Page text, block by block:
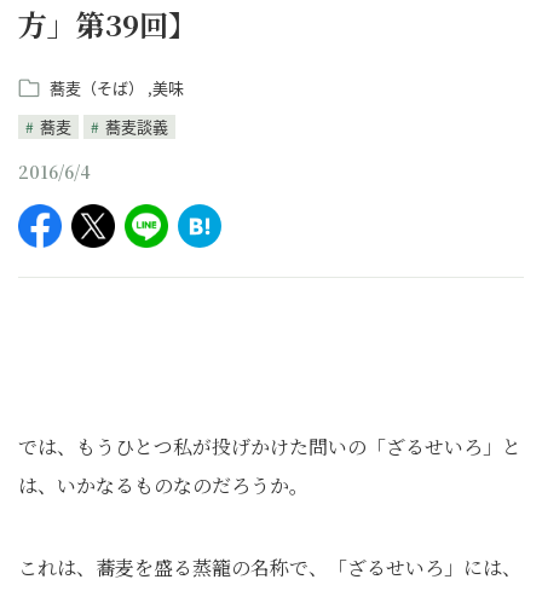
方」第39回】
蕎麦（そば）
美味
蕎麦
蕎麦談義
2016/6/4
では、もうひとつ私が投げかけた問いの「ざるせいろ」と
は、いかなるものなのだろうか。
これは、蕎麦を盛る蒸籠の名称で、「ざるせいろ」には、